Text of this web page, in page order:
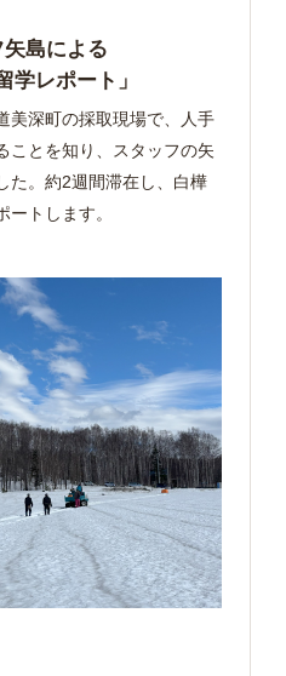
島による
学レポート」
美深町の採取現場で、人手
ことを知り、スタッフの矢
た。約2週間滞在し、白樺
トします。